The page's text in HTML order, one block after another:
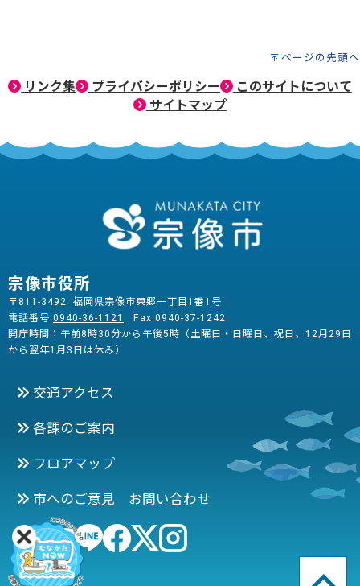
ページの先頭へ
リンク集 プライバシーポリシー
このサイトについて
サイトマップ
宗像市役所
〒811-3492 福岡県宗像市東郷一丁目1番1号
電話番号:0940-36-1121
Fax:0940-37-1242
開庁時間：午前8時30分から午後5時（土曜日・日曜日、祝日、12月29日
から翌年1月3日は休み）
交通アクセス
各課のご案内
フロアマップ
市へのご意見 お問い合わせ